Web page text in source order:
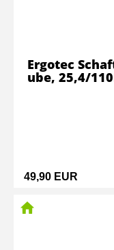
49,90 EUR
Ergotec
ube, 25,4/